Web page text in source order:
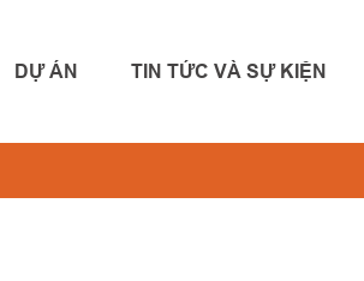
DỰ ÁN TIN TỨC VÀ SỰ KIỆN